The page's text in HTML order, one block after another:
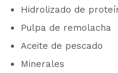
Hidrolizado de
Pulpa de remolacha
Aceite de pescado
Minerales